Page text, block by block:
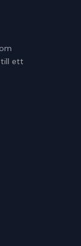
till ett